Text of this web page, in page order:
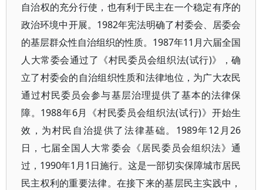
自治权的充分行使，也有利于民主在一个稳定有序的
政治环境中开展。1982年宪法明确了村委会、居委会
的基层群众性自治组织的性质。1987年11月六届全国
人大常委会通过了《村民委员会组织法(试行)》，确
立了村委会的自治组织性质和法律地位，为广大农民
通过村民委员会参与基层治理提供了基本的法律保
障。1988年6月《村民委员会组织法(试行)》开始生
效，为村民自治提供了法律基础。1989年12月26
日，七届全国人大常委会《居民委员会组织法》通
过，1990年1月1日施行。这是一部切实保障城市居民
民主权利的重要法律。在接下来的基层民主实践中，